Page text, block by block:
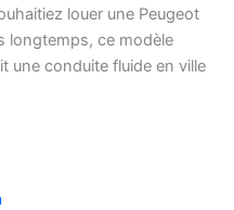
louer une Peugeot
longtemps, ce modèle
une conduite fluide en ville